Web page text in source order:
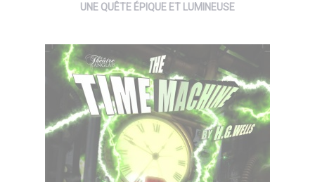
UNE QUÊTE ÉPIQUE ET LUMINEUSE